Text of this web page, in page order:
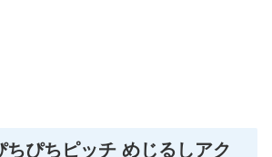
ちぴちピッチ めじるしアク